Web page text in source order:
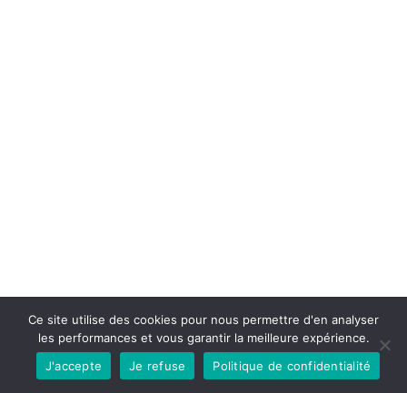
Ce site utilise des cookies pour nous permettre d'en analyser
les performances et vous garantir la meilleure expérience.
J'accepte
Je refuse Politique de confidentialité